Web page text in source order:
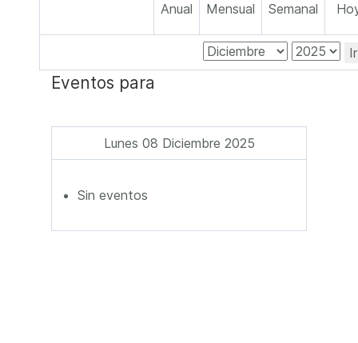
Anual Mensual Semanal
Eventos para
Lunes 08 Diciembre 2025
Sin eventos